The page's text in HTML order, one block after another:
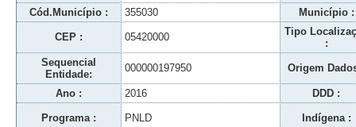
Cód.Município : 355030 Município :
CEP : 05420000
Tipo
:
Sequencial
Entidade:
000000197950 Origem
Ano : 2016 DDD :
Programa : PNLD Indígena :